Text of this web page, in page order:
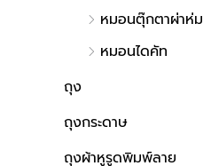
หมอนตุ๊กตาผ่าห่ม
หมอนไดคัท
ถุง
ถุงกระดาษ
ถุงผ้าหูรูดพิมพ์ลาย